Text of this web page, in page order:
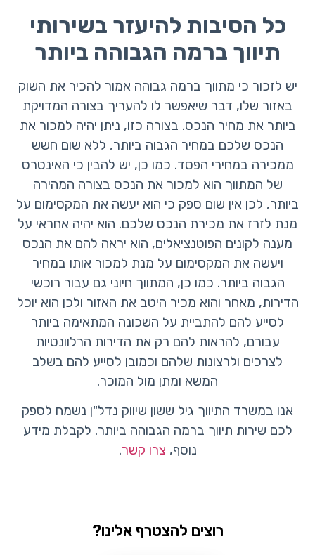
כל הסיבות להיעזר בשירותי
תיווך ברמה הגבוהה ביותר
יש לזכור כי מתווך ברמה גבוהה אמור להכיר את השוק
באזור שלו, דבר שיאפשר לו להעריך בצורה המדויקת
ביותר את מחיר הנכס. בצורה כזו, ניתן יהיה למכור את
הנכס שלכם במחיר הגבוה ביותר, ללא שום חשש
ממכירה במחירי הפסד. כמו כן, יש להבין כי האינטרס
של המתווך הוא למכור את הנכס בצורה המהירה
ביותר, לכן אין שום ספק כי הוא יעשה את המקסימום על
מנת לזרז את מכירת הנכס שלכם. הוא יהיה אחראי על
מענה לקונים הפוטנציאלים, הוא יראה להם את הנכס
ויעשה את המקסימום על מנת למכור אותו במחיר
הגבוה ביותר. כמו כן, המתווך חיוני גם עבור רוכשי
הדירות, מאחר והוא מכיר היטב את האזור ולכן הוא יוכל
לסייע להם להתביית על השכונה המתאימה ביותר
עבורם, להראות להם רק את הדירות הרלוונטיות
לצרכים ולרצונות שלהם וכמובן לסייע להם בשלב
המשא ומתן מול המוכר.
אנו במשרד התיווך גיל ששון שיווק נדל"ן נשמח לספק
לכם שירות תיווך ברמה הגבוהה ביותר. לקבלת מידע
נוסף, צרו קשר.
רוצים להצטרף אלינו?